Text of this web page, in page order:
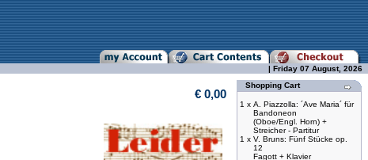
| Friday 07 August, 2026
€ 0,00
Shopping Cart
1 x A. Piazzolla: ´Ave Maria´ für
Bandoneon
(Oboe/Engl. Horn) +
Streicher - Partitur
1 x V. Bruns: Fünf Stücke op.
12
Fagott + Klavier